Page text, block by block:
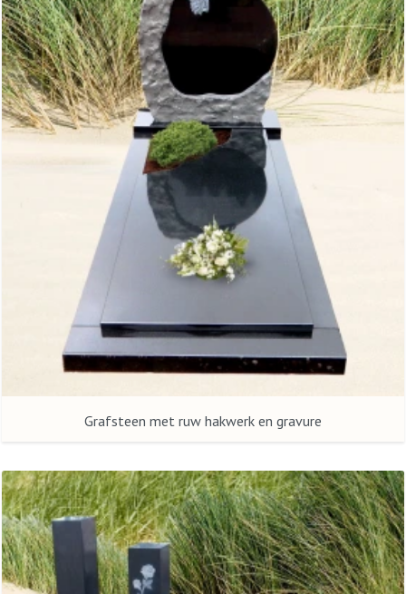
Grafsteen met ruw hakwerk en gravure